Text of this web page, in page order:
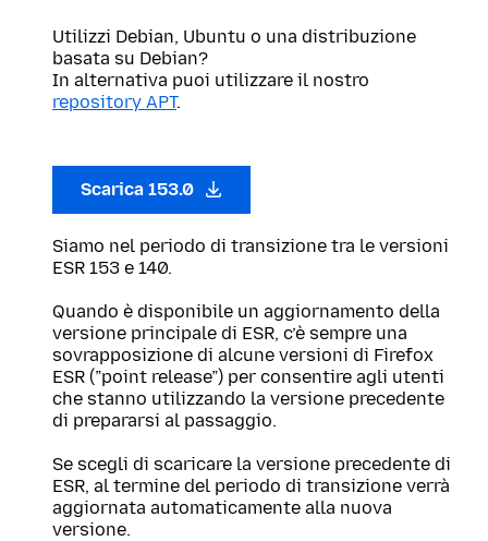
Utilizzi Debian, Ubuntu o una distribuzione
basata su Debian?
In alternativa puoi utilizzare il nostro
repository APT.
Scarica 153.0
Siamo nel periodo di transizione tra le versioni
ESR 153 e 140.
Quando è disponibile un aggiornamento della
versione principale di ESR, c’è sempre una
sovrapposizione di alcune versioni di Firefox
ESR (”point release”) per consentire agli utenti
che stanno utilizzando la versione precedente
di prepararsi al passaggio.
Se scegli di scaricare la versione precedente di
ESR, al termine del periodo di transizione verrà
aggiornata automaticamente alla nuova
versione.